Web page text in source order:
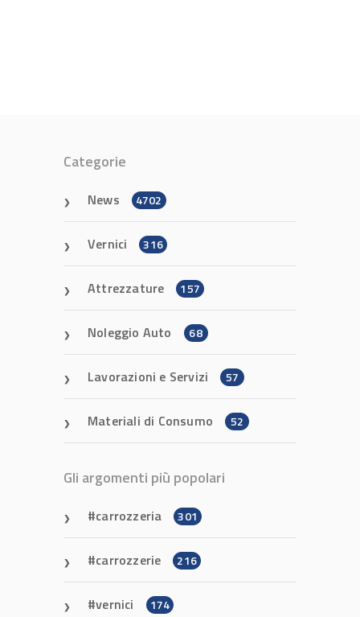
Categorie
News 4702
Vernici 316
Attrezzature 157
Noleggio Auto 68
Lavorazioni e Servizi 57
Materiali di Consumo 52
Gli argomenti più popolari
carrozzeria 301
carrozzerie 216
vernici 174